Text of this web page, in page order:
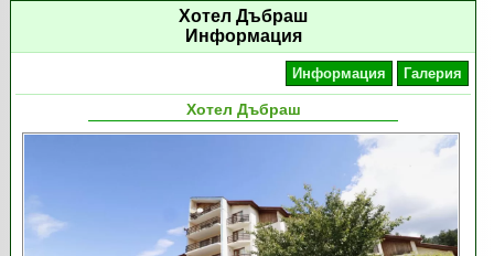
Хотел Дъбраш
Информация
Информация Галерия
Хотел Дъбраш